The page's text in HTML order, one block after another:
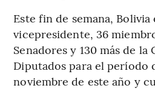
Este fin de semana,
vicepresidente, 36
Senadores y 130 más de la
Diputados para el período
noviembre de este año y